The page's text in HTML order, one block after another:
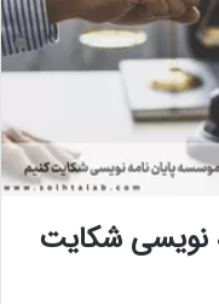
نویسی شکایت